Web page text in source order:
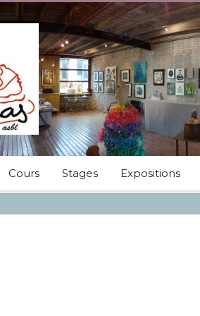
Cours Stages Expositions